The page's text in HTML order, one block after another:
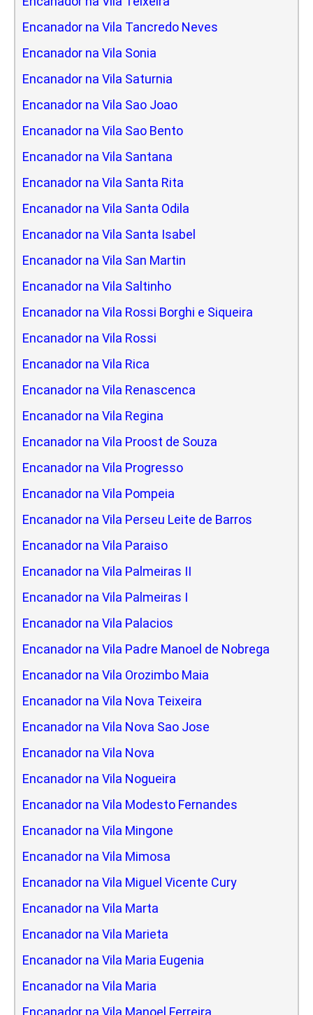
Encanador na Vila Tancredo Neves
Encanador na Vila Sonia
Encanador na Vila Saturnia
Encanador na Vila Sao Joao
Encanador na Vila Sao Bento
Encanador na Vila Santana
Encanador na Vila Santa Rita
Encanador na Vila Santa Odila
Encanador na Vila Santa Isabel
Encanador na Vila San Martin
Encanador na Vila Saltinho
Encanador na Vila Rossi Borghi e Siqueira
Encanador na Vila Rossi
Encanador na Vila Rica
Encanador na Vila Renascenca
Encanador na Vila Regina
Encanador na Vila Proost de Souza
Encanador na Vila Progresso
Encanador na Vila Pompeia
Encanador na Vila Perseu Leite de Barros
Encanador na Vila Paraiso
Encanador na Vila Palmeiras II
Encanador na Vila Palmeiras I
Encanador na Vila Palacios
Encanador na Vila Padre Manoel de Nobrega
Encanador na Vila Orozimbo Maia
Encanador na Vila Nova Teixeira
Encanador na Vila Nova Sao Jose
Encanador na Vila Nova
Encanador na Vila Nogueira
Encanador na Vila Modesto Fernandes
Encanador na Vila Mingone
Encanador na Vila Mimosa
Encanador na Vila Miguel Vicente Cury
Encanador na Vila Marta
Encanador na Vila Marieta
Encanador na Vila Maria Eugenia
Encanador na Vila Maria
Encanador na Vila Manoel Ferreira